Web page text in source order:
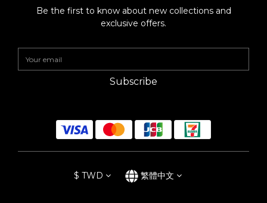
Be the first to know about new collections and
exclusive offers.
Subscribe
$ TWD 繁體中文